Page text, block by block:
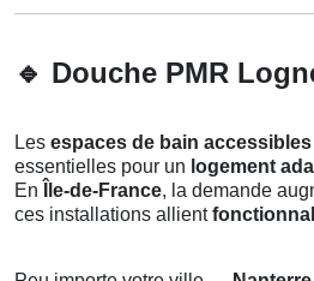
🔹 Douche PMR
Les espaces de bain accessibles
essentielles pour un logement
En
Île-de-France, la demande
ces installations allient